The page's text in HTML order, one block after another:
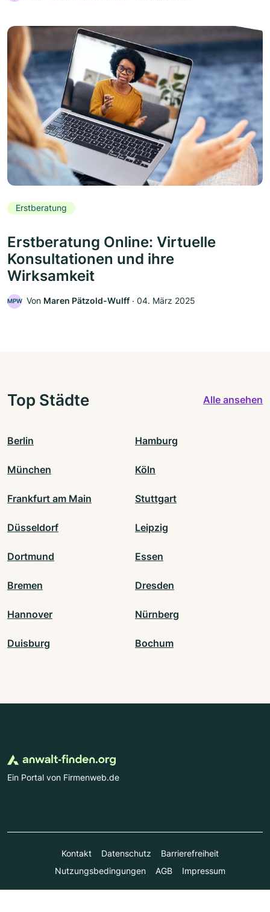
Erstberatung
Erstberatung Online: Virtuelle
Konsultationen und ihre
Wirksamkeit
MPW Von Maren Pätzold-Wulff ‧ 04. März 2025
Top Städte Alle ansehen
Berlin Hamburg
München Köln
Frankfurt am Main Stuttgart
Düsseldorf Leipzig
Dortmund Essen
Bremen Dresden
Hannover Nürnberg
Duisburg Bochum
Ein Portal von Firmenweb.de
Kontakt Datenschutz
Barrierefreiheit
Nutzungsbedingungen
AGB Impressum